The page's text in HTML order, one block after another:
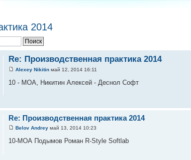
2014
Re: Производственная практика 2014
Alexey Nikitin май 12, 2014 16:11
10 - МОА, Никитин Алексей - Деснол Софт
Re: Производственная практика 2014
Belov Andrey май 13, 2014 10:23
10-МОА Подымов Роман R-Style Softlab